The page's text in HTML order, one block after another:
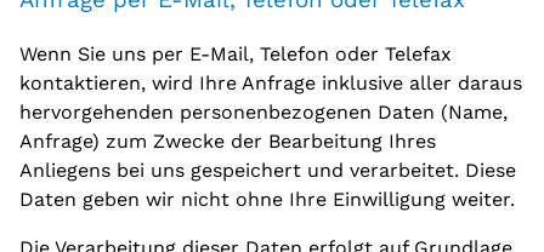
Wenn Sie uns per E-Mail, Telefon oder Telefax
kontaktieren, wird Ihre Anfrage inklusive aller daraus
hervorgehenden personenbezogenen Daten (Name,
Anfrage) zum Zwecke der Bearbeitung Ihres
Anliegens bei uns gespeichert und verarbeitet. Diese
Daten geben wir nicht ohne Ihre Einwilligung weiter.